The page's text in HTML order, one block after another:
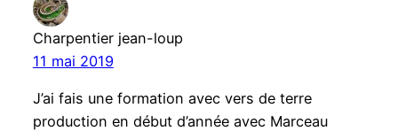
Charpentier jean-loup
11 mai 2019
J’ai fais une formation avec vers de terre
production en début d’année avec Marceau